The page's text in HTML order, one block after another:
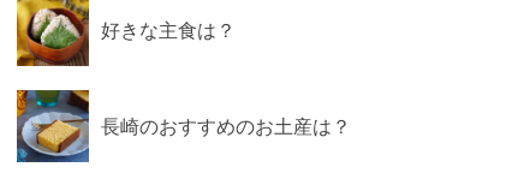
好きな主食は？
長崎のおすすめのお土産は？